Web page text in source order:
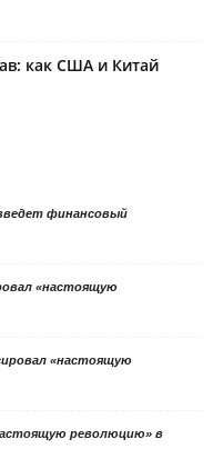
как США и Китай
финансовый
«настоящую
«настоящую
революцию» в